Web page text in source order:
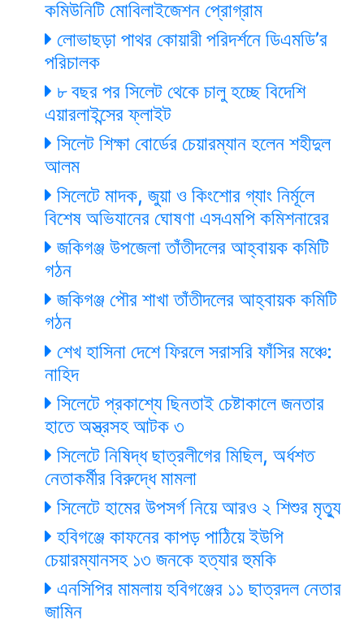
কমিউনিটি মোবিলাইজেশন প্রোগ্রাম
লোভাছড়া পাথর কোয়ারী পরিদর্শনে ডিএমডি’র
পরিচালক
৮ বছর পর সিলেট থেকে চালু হচ্ছে বিদেশি
এয়ারলাইন্সের ফ্লাইট
সিলেট শিক্ষা বোর্ডের চেয়ারম্যান হলেন শহীদুল
আলম
সিলেটে মাদক, জুয়া ও কিংশোর গ্যাং নির্মূলে
বিশেষ অভিযানের ঘোষণা এসএমপি কমিশনারের
জকিগঞ্জ উপজেলা তাঁতীদলের আহ্বায়ক কমিটি
গঠন
জকিগঞ্জ পৌর শাখা তাঁতীদলের আহ্বায়ক কমিটি
গঠন
শেখ হাসিনা দেশে ফিরলে সরাসরি ফাঁসির মঞ্চে:
নাহিদ
সিলেটে প্রকাশ্যে ছিনতাই চেষ্টাকালে জনতার
হাতে অস্ত্রসহ আটক ৩
সিলেটে নিষিদ্ধ ছাত্রলীগের মিছিল, অর্ধশত
নেতাকর্মীর বিরুদ্ধে মামলা
সিলেটে হামের উপসর্গ নিয়ে আরও ২ শিশুর মৃত্যু
হবিগঞ্জে কাফনের কাপড় পাঠিয়ে ইউপি
চেয়ারম্যানসহ ১৩ জনকে হত্যার হুমকি
এনসিপির মামলায় হবিগঞ্জের ১১ ছাত্রদল নেতার
জামিন